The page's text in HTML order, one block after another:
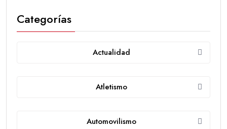
Categorías
Actualidad
Atletismo
Automovilismo